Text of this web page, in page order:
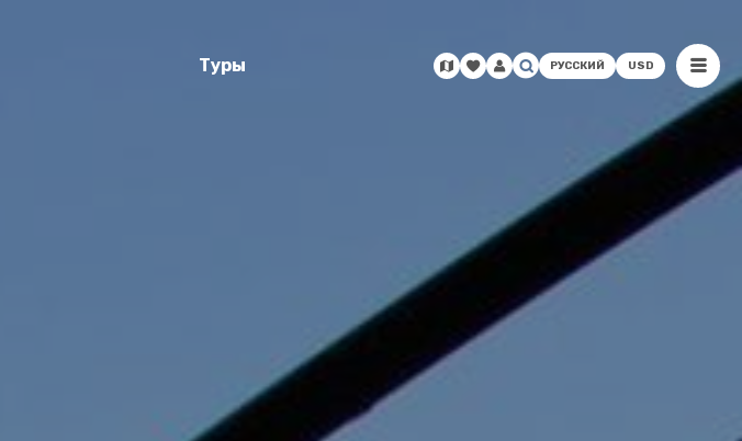
Туры РУССКИЙ USD